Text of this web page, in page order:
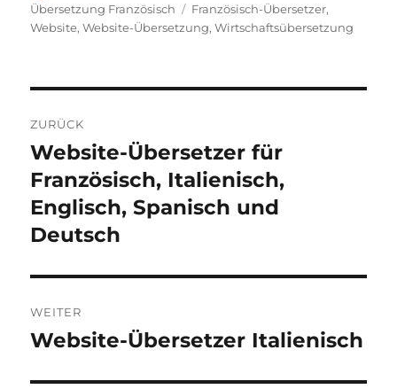
am
Übersetzung Französisch
Schlagwörter
Französisch-Übersetzer,
Website,Website-Übersetzung,Wirtschaftsübersetzung
ZURÜCK
Vorheriger
Beitrag:
Website-Übersetzer für
Französisch, Italienisch,
Englisch, Spanisch und
Deutsch
WEITER
Nächster
Website-Übersetzer Italienisch